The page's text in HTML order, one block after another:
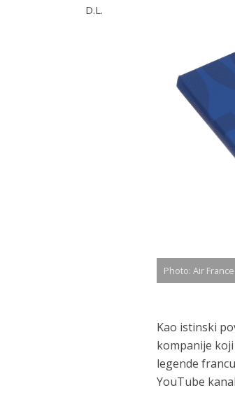
D.L.
Photo: Air France
Kao istinski
kompanije
legende
YouTube